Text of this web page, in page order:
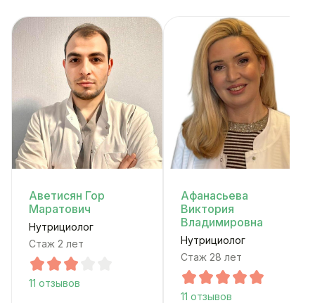
Аветисян Гор
Маратович
Нутрициолог
Стаж 2 лет
11 отзывов
Афанасьева
Виктория
Владимировна
Нутрициолог
Стаж 28 лет
11 отзывов